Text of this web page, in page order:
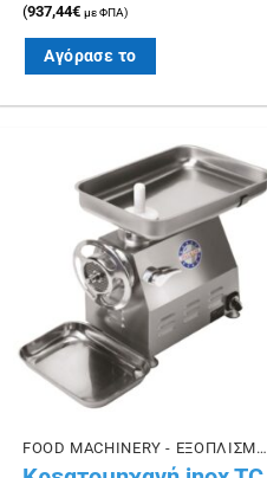
(937,44€ με ΦΠΑ)
Αγόρασε το
Πρόσθήκη
στην λίστα
επιθυμιών
FOOD MACHINERY - ΕΞΟΠΛΙΣΜΟΣ ΕΣΤΙΑΣΗΣ